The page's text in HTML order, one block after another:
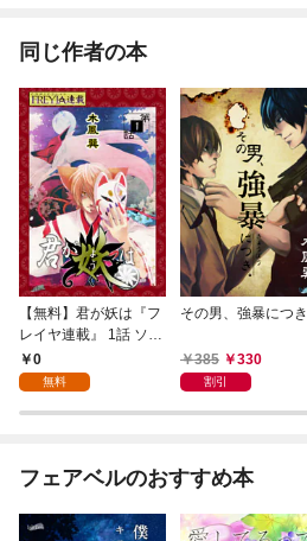
同じ作者の本
【無料】君が妖は『フ
レイヤ連載』 1話 ソメ
イヨシノの夏（1）
0
無料
その男、強暴につき
385 330
割引
フェアベルのおすすめ本